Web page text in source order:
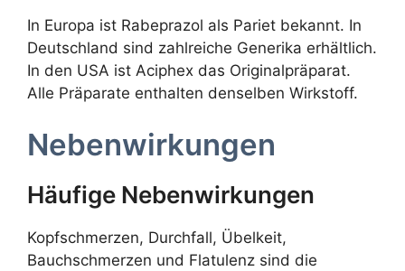
In Europa ist Rabeprazol als Pariet bekannt. In
Deutschland sind zahlreiche Generika erhältlich.
In den USA ist Aciphex das Originalpräparat.
Alle Präparate enthalten denselben Wirkstoff.
Nebenwirkungen
Häufige Nebenwirkungen
Kopfschmerzen, Durchfall, Übelkeit,
Bauchschmerzen und Flatulenz sind die